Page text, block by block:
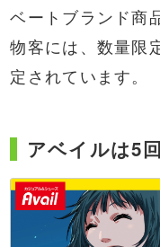
ベートブランド商
物客には、数量限
定されています。
アベイルは5